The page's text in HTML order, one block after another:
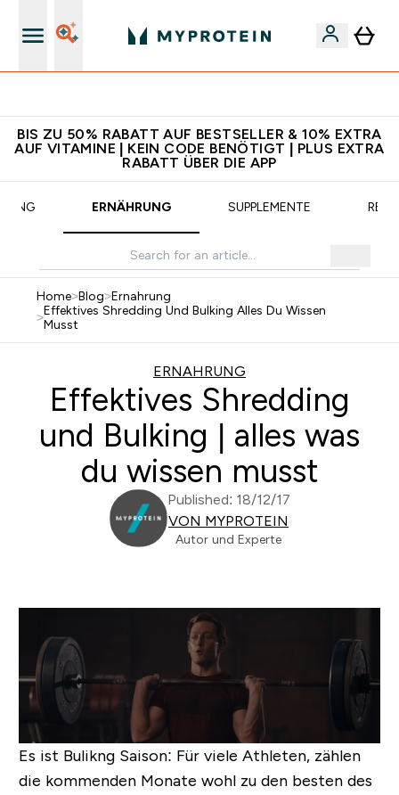
BIS ZU 50% RABATT AUF BESTSELLER & 10% EXTRA
AUF VITAMINE | KEIN CODE BENÖTIGT | PLUS EXTRA
RABATT ÜBER DIE APP
ERNÄHRUNG SUPPLEMENTE
Home>Blog>Ernahrung
>Effektives Shredding Und Bulking Alles Du Wissen
Musst
ERNAHRUNG
Effektives Shredding
und Bulking | alles was
du wissen musst
Published: 18/12/17
VON MYPROTEIN
Autor und Experte
Es ist Bulikng Saison: Für viele Athleten, zählen
die kommenden Monate wohl zu den besten des